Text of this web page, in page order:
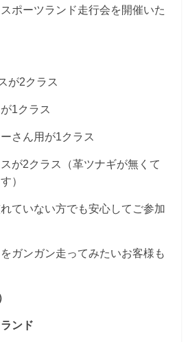
ポーツランド走行会を開催いた
が2クラス
1クラス
さん用が1クラス
が2クラス（革ツナギが無くて
）
ていない方でも安心してご参加
ガンガン走ってみたいお客様も
ンド